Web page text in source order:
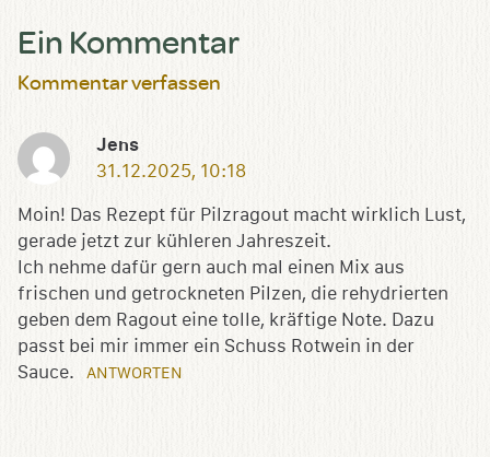
Ein Kommentar
Kommentar verfassen
Jens
31.12.2025, 10:18
Moin! Das Rezept für Pilzragout macht wirklich Lust,
gerade jetzt zur kühleren Jahreszeit.
Ich nehme dafür gern auch mal einen Mix aus
frischen und getrockneten Pilzen, die rehydrierten
geben dem Ragout eine tolle, kräftige Note. Dazu
passt bei mir immer ein Schuss Rotwein in der
Sauce.
ANTWORTEN